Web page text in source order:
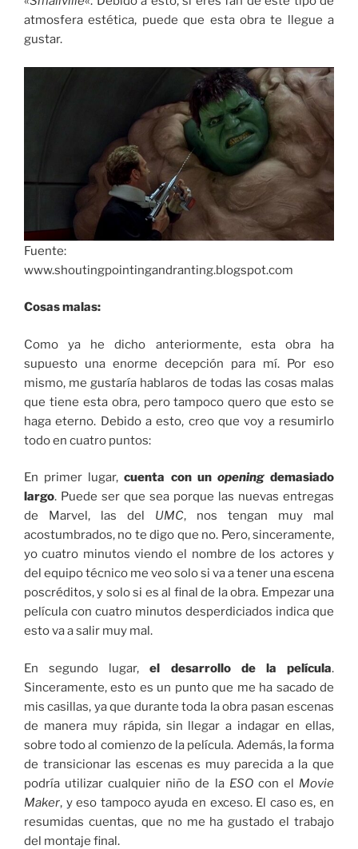
atmosfera estética, puede que esta obra te llegue a
gustar.
Fuente:
www.shoutingpointingandranting.blogspot.com
Cosas malas:
Como ya he dicho anteriormente, esta obra ha
supuesto una enorme decepción para mí. Por eso
mismo, me gustaría hablaros de todas las cosas malas
que tiene esta obra, pero tampoco quero que esto se
haga eterno. Debido a esto, creo que voy a resumirlo
todo en cuatro puntos:
En primer lugar,cuenta con un openingdemasiado
largo. Puede ser que sea porque las nuevas entregas
de Marvel, las del UMC, nos tengan muy mal
acostumbrados, no te digo que no. Pero, sinceramente,
yo cuatro minutos viendo el nombre de los actores y
del equipo técnico me veo solo si va a tener una escena
poscréditos, y solo si es al final de la obra. Empezar una
película con cuatro minutos desperdiciados indica que
esto va a salir muy mal.
En segundo lugar,el desarrollo de la película.
Sinceramente, esto es un punto que me ha sacado de
mis casillas, ya que durante toda la obra pasan escenas
de manera muy rápida, sin llegar a indagar en ellas,
sobre todo al comienzo de la película. Además, la forma
de transicionar las escenas es muy parecida a la que
podría utilizar cualquier niño de la ESO con el Movie
Maker, y eso tampoco ayuda en exceso. El caso es, en
resumidas cuentas, que no me ha gustado el trabajo
del montaje final.